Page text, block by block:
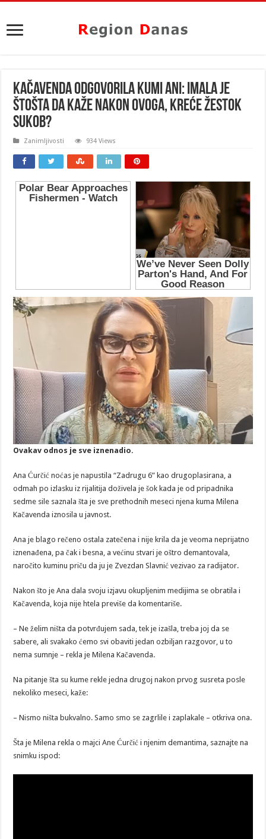
KAČAVENDA ODGOVORILA KUMI ANI: Imala je
štošta da kaže nakon OVOGA, kreće ŽESTOK
SUKOB?
Zanimljivosti 934 Views
Ovakav odnos je sve iznenadio.
Ana Ćurčić noćas je napustila “Zadrugu 6” kao drugoplasirana, a
odmah po izlasku iz rijalitija doživela je šok kada je od pripadnika
sedme sile saznala šta je sve prethodnih meseci njena kuma Milena
Kačavenda iznosila u javnost.
Ana je blago rečeno ostala zatečena i nije krila da je veoma neprijatno
iznenađena, pa čak i besna, a većinu stvari je oštro demantovala,
naročito kuminu priču da ju je Zvezdan Slavnić vezivao za radijator.
Nakon što je Ana dala svoju izjavu okupljenim medijima se obratila i
Kačavenda, koja nije htela previše da komentariše.
– Ne želim ništa da potvrđujem sada, tek je izašla, treba joj da se
sabere, ali svakako ćemo svi obaviti jedan ozbiljan razgovor, u to
nema sumnje – rekla je Milena Kačavenda.
Na pitanje šta su kume rekle jedna drugoj nakon prvog susreta posle
nekoliko meseci, kaže:
– Nismo ništa bukvalno. Samo smo se zagrlile i zaplakale – otkriva ona.
Šta je Milena rekla o majci Ane Ćurčić i njenim demantima, saznajte na
snimku ispod: